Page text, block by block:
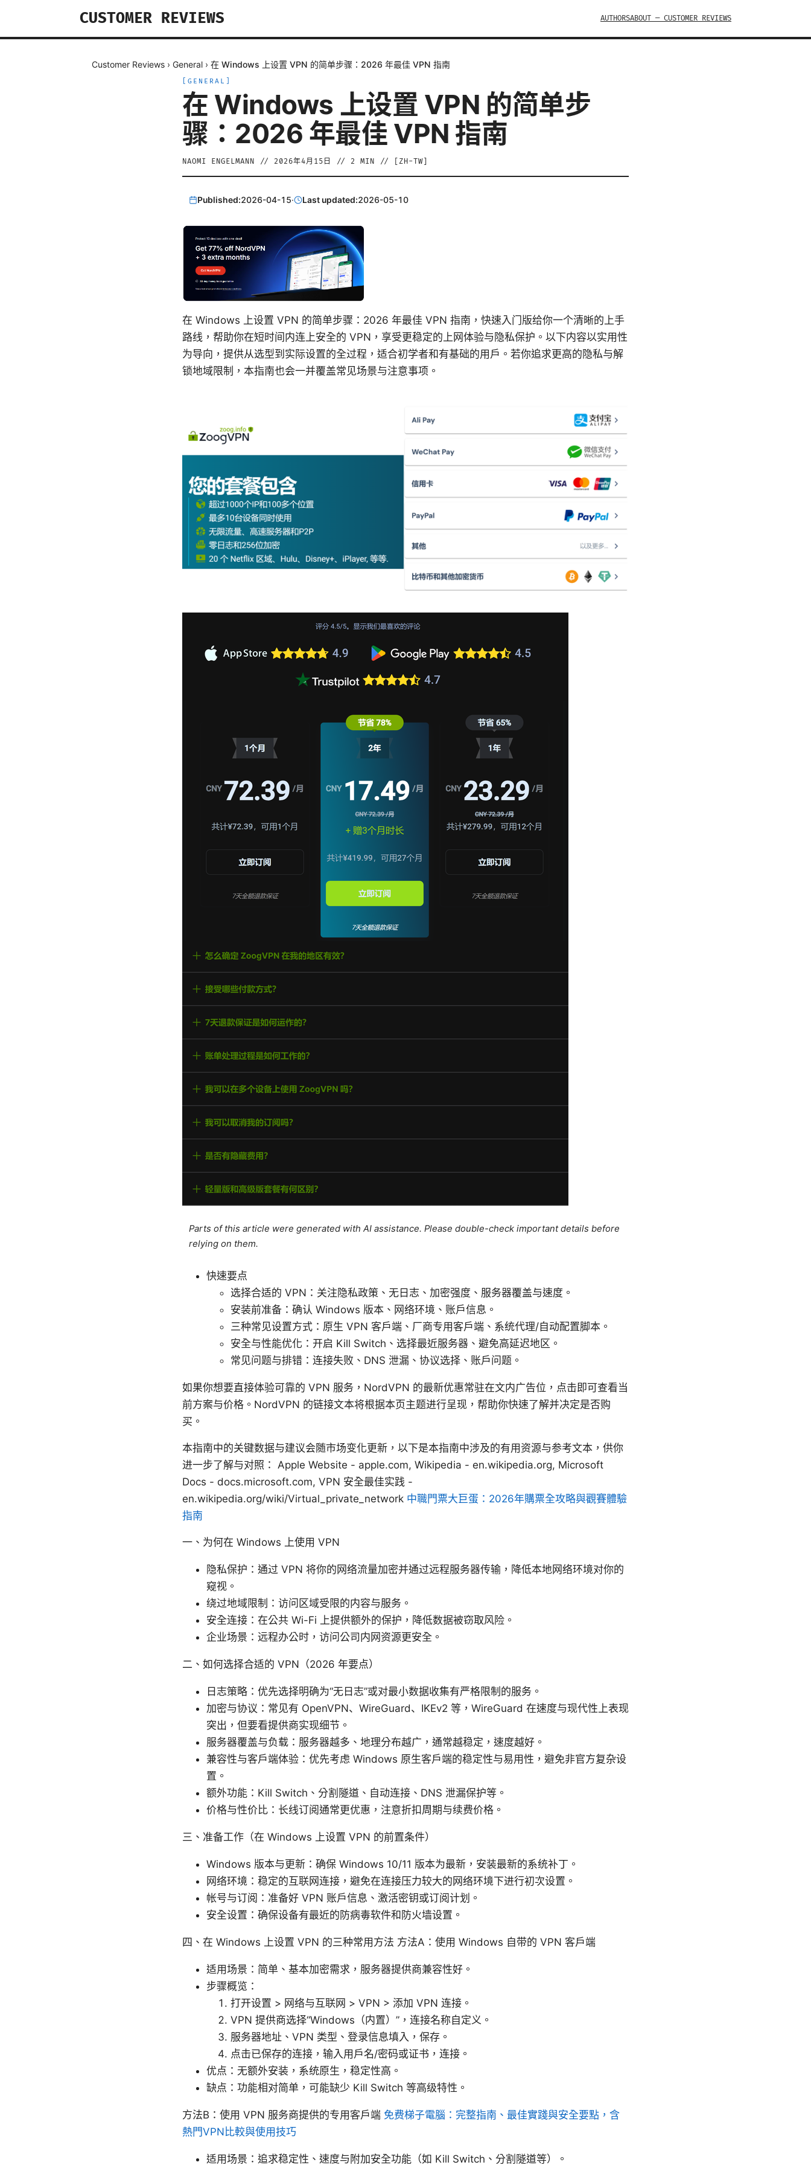
CUSTOMER REVIEWS AUTHORSABOUT — CUSTOMER REVIEWS
Customer Reviews › General › 在 Windows 上设置 VPN 的简单步骤：2026 年最佳 VPN 指南
GENERAL
在 Windows 上设置 VPN 的简单步
骤：2026 年最佳 VPN 指南
NAOMI ENGELMANN // 2026年4月15日 // 2 MIN // [ ZH-TW
Published:2026-04-15· Last updated:2026-05-10
在 Windows 上设置 VPN 的简单步骤：2026 年最佳 VPN 指南，快速入门版给你一个清晰的上手
路线，帮助你在短时间内连上安全的 VPN，享受更稳定的上网体验与隐私保护。以下内容以实用性
为导向，提供从选型到实际设置的全过程，适合初学者和有基础的用户。若你追求更高的隐私与解
锁地域限制，本指南也会一并覆盖常见场景与注意事项。
Parts of this article were generated with AI assistance. Please double-check important details before
relying on them.
快速要点
选择合适的 VPN：关注隐私政策、无日志、加密强度、服务器覆盖与速度。
安装前准备：确认 Windows 版本、网络环境、账户信息。
三种常见设置方式：原生 VPN 客户端、厂商专用客户端、系统代理/自动配置脚本。
安全与性能优化：开启 Kill Switch、选择最近服务器、避免高延迟地区。
常见问题与排错：连接失败、DNS 泄漏、协议选择、账户问题。
如果你想要直接体验可靠的 VPN 服务，NordVPN 的最新优惠常驻在文内广告位，点击即可查看当
前方案与价格。NordVPN 的链接文本将根据本页主题进行呈现，帮助你快速了解并决定是否购
买。
本指南中的关键数据与建议会随市场变化更新，以下是本指南中涉及的有用资源与参考文本，供你
进一步了解与对照： Apple Website - apple.com, Wikipedia - en.wikipedia.org, Microsoft
Docs - docs.microsoft.com, VPN 安全最佳实践 -
en.wikipedia.org/wiki/Virtual_private_network 中職門票大巨蛋：2026年購票全攻略與觀賽體驗
指南
一、为何在 Windows 上使用 VPN
隐私保护：通过 VPN 将你的网络流量加密并通过远程服务器传输，降低本地网络环境对你的
窥视。
绕过地域限制：访问区域受限的内容与服务。
安全连接：在公共 Wi-Fi 上提供额外的保护，降低数据被窃取风险。
企业场景：远程办公时，访问公司内网资源更安全。
二、如何选择合适的 VPN（2026 年要点）
日志策略：优先选择明确为“无日志”或对最小数据收集有严格限制的服务。
加密与协议：常见有 OpenVPN、WireGuard、IKEv2 等，WireGuard 在速度与现代性上表现
突出，但要看提供商实现细节。
服务器覆盖与负载：服务器越多、地理分布越广，通常越稳定，速度越好。
兼容性与客户端体验：优先考虑 Windows 原生客户端的稳定性与易用性，避免非官方复杂设
置。
额外功能：Kill Switch、分割隧道、自动连接、DNS 泄漏保护等。
价格与性价比：长线订阅通常更优惠，注意折扣周期与续费价格。
三、准备工作（在 Windows 上设置 VPN 的前置条件）
Windows 版本与更新：确保 Windows 10/11 版本为最新，安装最新的系统补丁。
网络环境：稳定的互联网连接，避免在连接压力较大的网络环境下进行初次设置。
帐号与订阅：准备好 VPN 账户信息、激活密钥或订阅计划。
安全设置：确保设备有最近的防病毒软件和防火墙设置。
四、在 Windows 上设置 VPN 的三种常用方法 方法A：使用 Windows 自带的 VPN 客户端
适用场景：简单、基本加密需求，服务器提供商兼容性好。
步骤概览：
打开设置 > 网络与互联网 > VPN > 添加 VPN 连接。
VPN 提供商选择“Windows（内置）”，连接名称自定义。
服务器地址、VPN 类型、登录信息填入，保存。
点击已保存的连接，输入用户名/密码或证书，连接。
优点：无额外安装，系统原生，稳定性高。
缺点：功能相对简单，可能缺少 Kill Switch 等高级特性。
方法B：使用 VPN 服务商提供的专用客户端 免费梯子電腦：完整指南、最佳實踐與安全要點，含
熱門VPN比較與使用技巧
适用场景：追求稳定性、速度与附加安全功能（如 Kill Switch、分割隧道等）。